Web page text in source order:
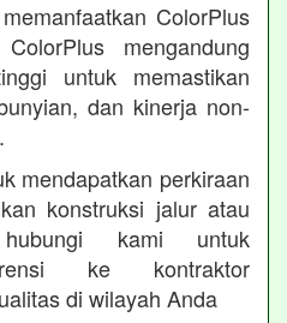
ColorPlus
mengandung
untuk memastikan
dan kinerja non-
mendapatkan perkiraan
konstruksi jalur atau
kami untuk
ke kontraktor
di wilayah Anda